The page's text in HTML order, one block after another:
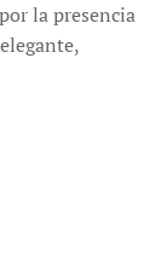
la presencia